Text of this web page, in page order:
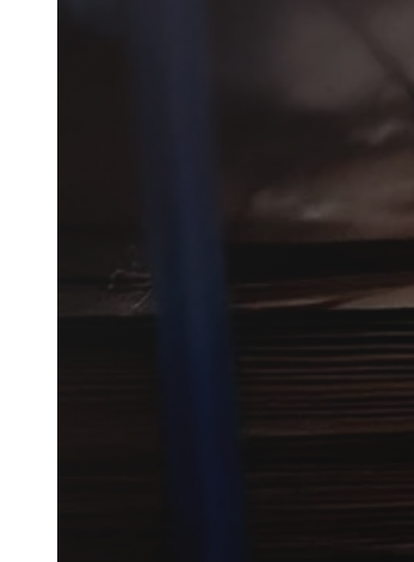
Mølbekæmpelse i
problemer i boligen
Vi forbinder dig
i nærområdet.